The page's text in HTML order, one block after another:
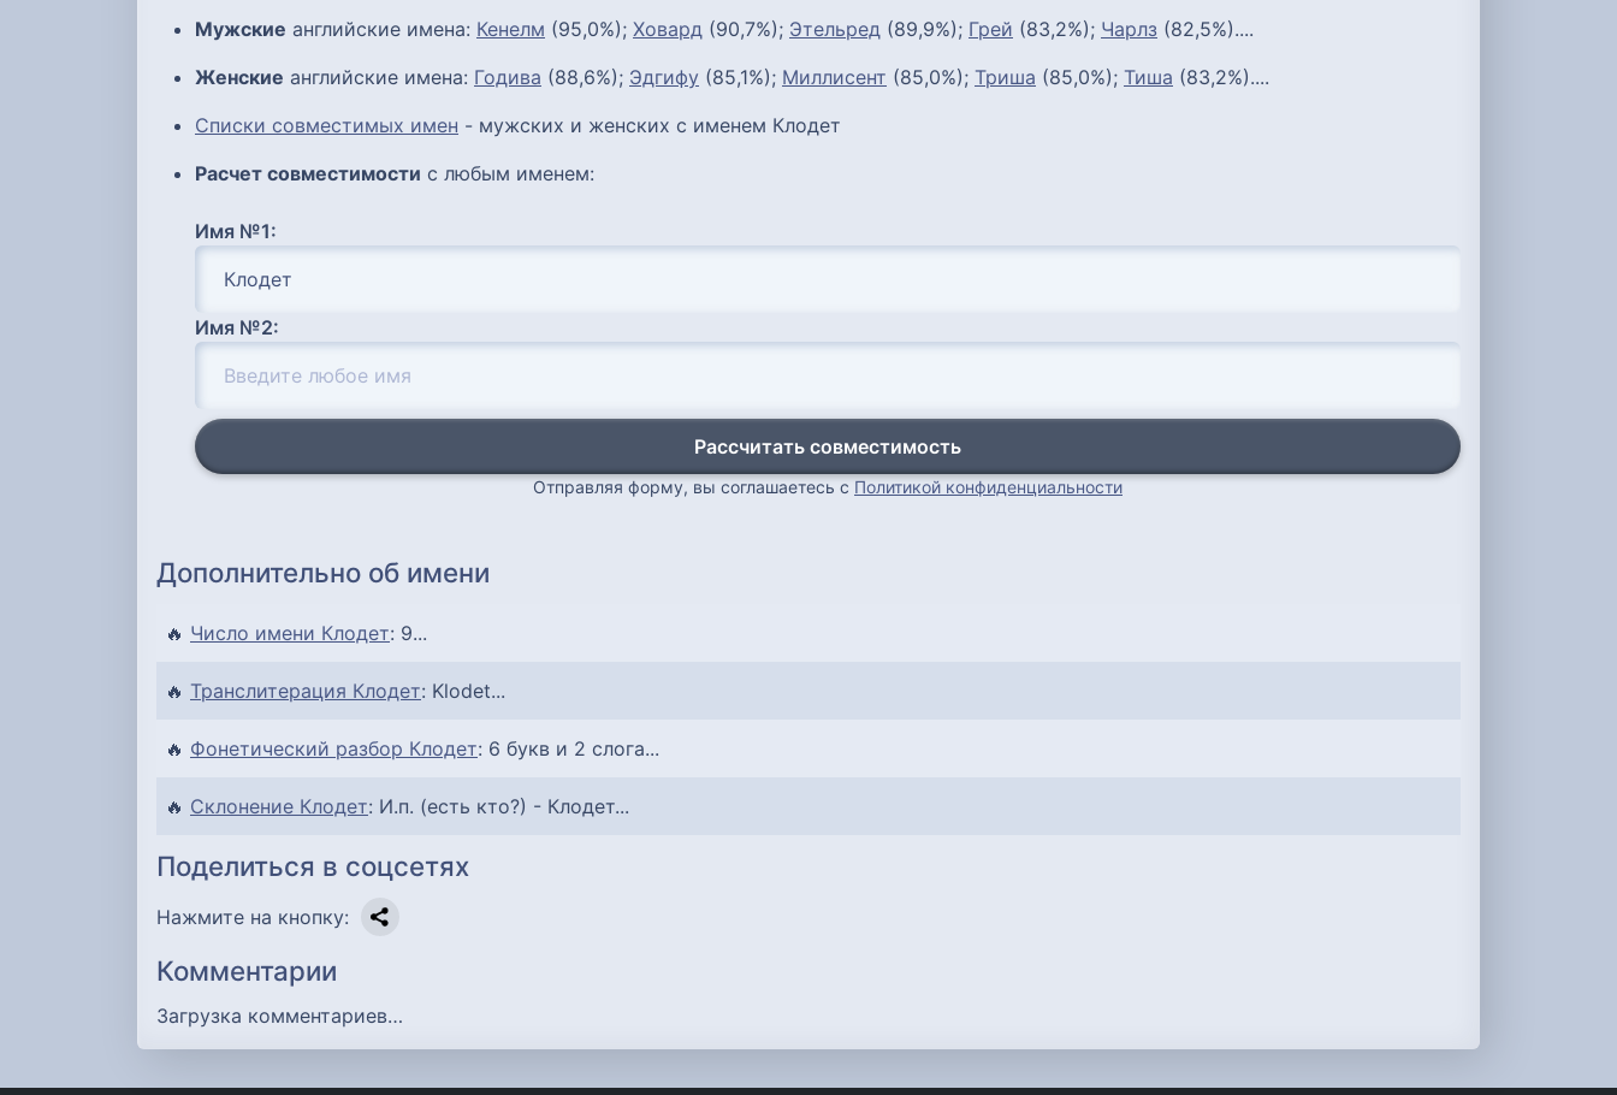
Мужские английские имена: Кенелм (95,0%); Ховард (90,7%); Этельред (89,9%); Грей (83,2%); Чарлз (82,5%)....
Женские английские имена: Годива (88,6%); Эдгифу (85,1%); Миллисент (85,0%); Триша (85,0%); Тиша (83,2%)....
Списки совместимых имен - мужских и женских с именем Клодет
Расчет совместимости с любым именем:
Имя №1:
Имя №2:
Рассчитать совместимость
Отправляя форму, вы соглашаетесь с Политикой конфиденциальности
Дополнительно об имени
🔥 Число имени Клодет: 9...
🔥 Транслитерация Клодет: Klodet...
🔥 Фонетический разбор Клодет: 6 букв и 2 слога...
🔥 Склонение Клодет: И.п. (есть кто?) - Клодет...
Поделиться в соцсетях
Нажмите на кнопку:
Комментарии
Загрузка комментариев…